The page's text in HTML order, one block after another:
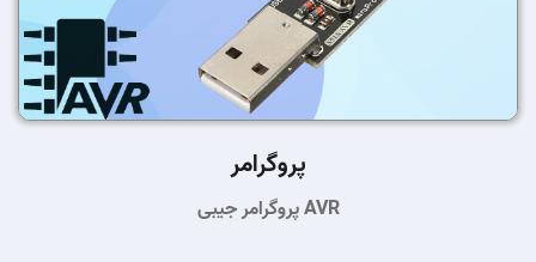
پروگرامر
پروگرامر جیبی AVR